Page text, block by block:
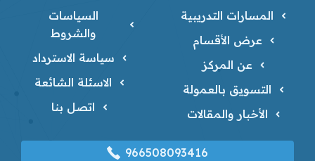
المسارات التدريبية
عرض الأقسام
عن المركز
التسويق بالعمولة
الأخبار والمقالات
السياسات
والشروط
سياسة الاسترداد
الاسئلة الشائعة
اتصل بنا
966508093416